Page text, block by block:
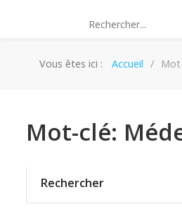
Vous êtes ici : Accueil
Mot-clé:
Rechercher